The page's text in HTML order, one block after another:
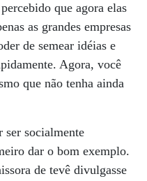
que agora elas
as grandes empresas
de semear idéias e
Agora, você
que não tenha ainda
socialmente
dar o bom exemplo.
de tevê divulgasse